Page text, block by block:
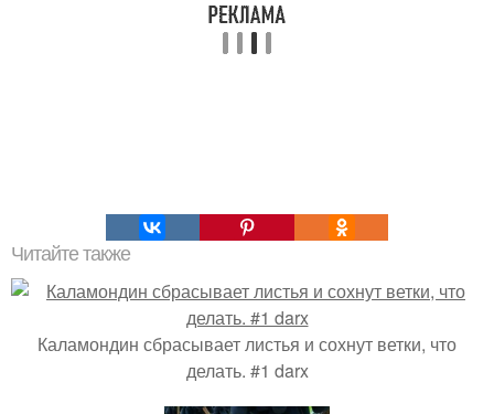
Читайте также
Каламондин сбрасывает листья и сохнут ветки, что
делать. #1 darx